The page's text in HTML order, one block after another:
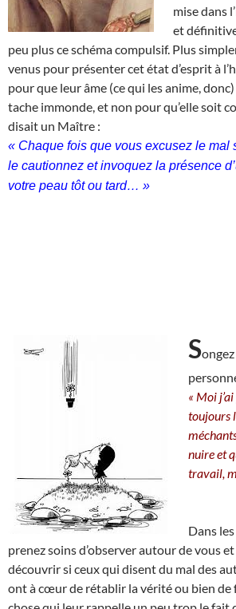
mise dans
et
peu plus ce schéma compulsif. Plus
venus pour présenter cet état d’esprit à
pour que leur âme (ce qui les anime,
tache immonde, et non pour qu’elle soit
disait un Maître :
« Chaque fois que vous excusez le mal
le cautionnez et invoquez la présence
votre peau tôt ou tard… »
S
« Moi
toujours
nuire et
travail,
Dans
prenez soins d’observer autour de vous et
découvrir si ceux qui disent du mal des
ont à cœur de rétablir la vérité ou bien de